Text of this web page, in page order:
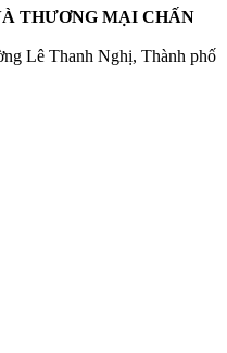
THƯƠNG MẠI CHẤN
Lê Thanh Nghị, Thành phố